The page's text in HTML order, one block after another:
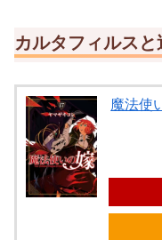
カルタフィルス
魔法使